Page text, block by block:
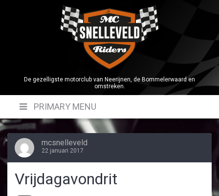
De gezelligste motorclub van Neerijnen, de Bommelerwaard en
omstreken.
PRIMARY MENU
mcsnelleveld
22 januari 2017
Vrijdagavondrit